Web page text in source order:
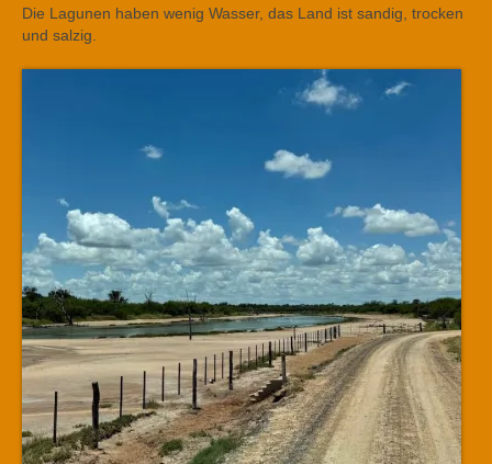
Die Lagunen haben wenig Wasser, das Land ist sandig, trocken
und salzig.